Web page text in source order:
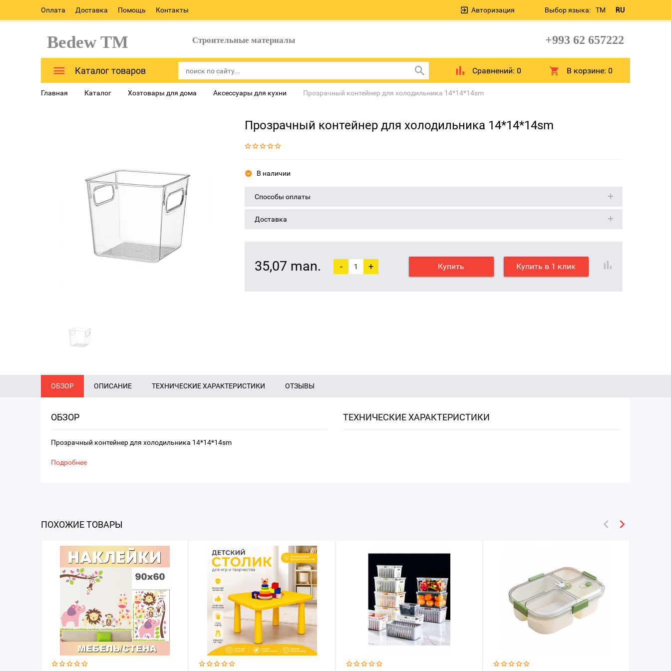
Оплата Доставка Помощь Контакты Выбор языка: TM RU
Авторизация
Bedew TM Строительные материалы +993 62 657222
Каталог товаров Сравнений: 0 В корзине:0
Главная Каталог Хозтовары для дома Аксессуары для кухни Прозрачный контейнер для холодильника 14*14*14sm
Прозрачный контейнер для холодильника 14*14*14sm
В наличии
Способы оплаты
Доставка
35,07 man. - + Купить Купить в 1 клик
ОБЗОР ОПИСАНИЕ ТЕХНИЧЕСКИЕ ХАРАКТЕРИСТИКИ ОТЗЫВЫ
ОБЗОР
Прозрачный контейнер для холодильника 14*14*14sm
Подробнее
ТЕХНИЧЕСКИЕ ХАРАКТЕРИСТИКИ
ПОХОЖИЕ ТОВАРЫ